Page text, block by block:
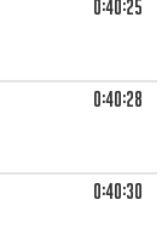
0:40:25
0:40:28
0:40:30